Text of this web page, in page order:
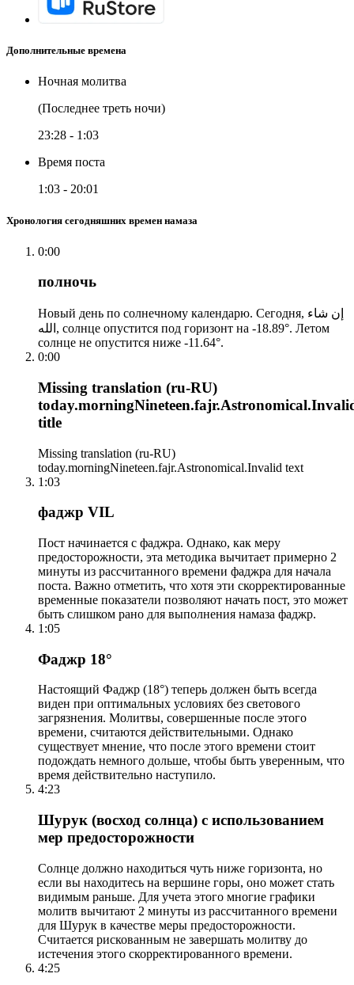
Дополнительные времена
Ночная молитва
(Последнее треть ночи)
23:28 - 1:03
Время поста
1:03 - 20:01
Хронология сегодняшних времен намаза
0:00
полночь
Новый день по солнечному календарю. Сегодня, إن شاء
الله, солнце опустится под горизонт на -18.89°. Летом
солнце не опустится ниже -11.64°.
0:00
Missing translation (ru-RU)
title
Missing translation (ru-RU)
today.morningNineteen.fajr.Astronomical.Invalid text
1:03
фаджр VIL
Пост начинается с фаджра. Однако, как меру
предосторожности, эта методика вычитает примерно 2
минуты из рассчитанного времени фаджра для начала
поста. Важно отметить, что хотя эти скорректированные
временные показатели позволяют начать пост, это может
быть слишком рано для выполнения намаза фаджр.
1:05
Фаджр 18°
Настоящий Фаджр (18°) теперь должен быть всегда
виден при оптимальных условиях без светового
загрязнения. Молитвы, совершенные после этого
времени, считаются действительными. Однако
существует мнение, что после этого времени стоит
подождать немного дольше, чтобы быть уверенным, что
время действительно наступило.
4:23
Шурук (восход солнца) с использованием
мер предосторожности
Солнце должно находиться чуть ниже горизонта, но
если вы находитесь на вершине горы, оно может стать
видимым раньше. Для учета этого многие графики
молитв вычитают 2 минуты из рассчитанного времени
для Шурук в качестве меры предосторожности.
Считается рискованным не завершать молитву до
истечения этого скорректированного времени.
4:25